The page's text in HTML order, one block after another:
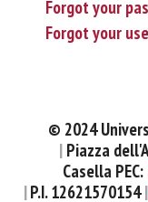
Forgot your
Forgot your
© 2024
Piazza
Casella PEC:
P.I. 12621570154